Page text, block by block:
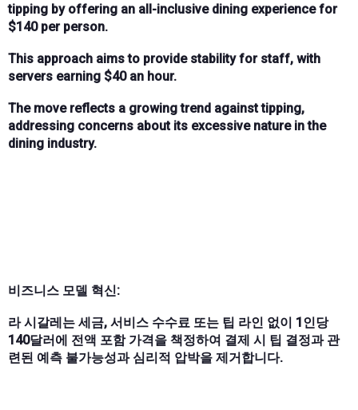
tipping by offering an all-inclusive dining experience for
$140 per person.
This approach aims to provide stability for staff, with
servers earning $40 an hour.
The move reflects a growing trend against tipping,
addressing concerns about its excessive nature in the
dining industry.
비즈니스 모델 혁신:
라 시갈레는 세금, 서비스 수수료 또는 팁 라인 없이 1인당
140달러에 전액 포함 가격을 책정하여 결제 시 팁 결정과 관
련된 예측 불가능성과 심리적 압박을 제거합니다.